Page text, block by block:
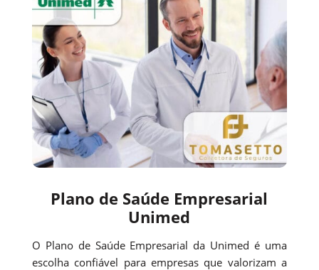
Plano de Saúde Empresarial
Unimed
O Plano de Saúde Empresarial da Unimed é uma
escolha confiável para empresas que valorizam a